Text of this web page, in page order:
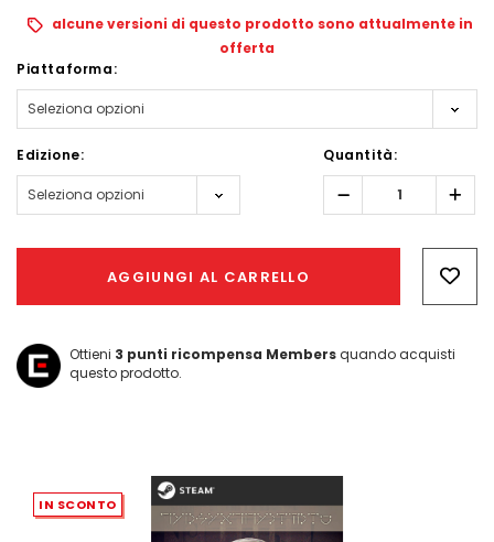
alcune versioni di questo prodotto sono attualmente in
offerta
Piattaforma:
Edizione: Quantità:
Diminuisci
quantità:
AGGIUNGI AL CARRELLO
Ottieni 3 punti ricompensa Membersquando acquisti
questo prodotto.
IN SCONTO